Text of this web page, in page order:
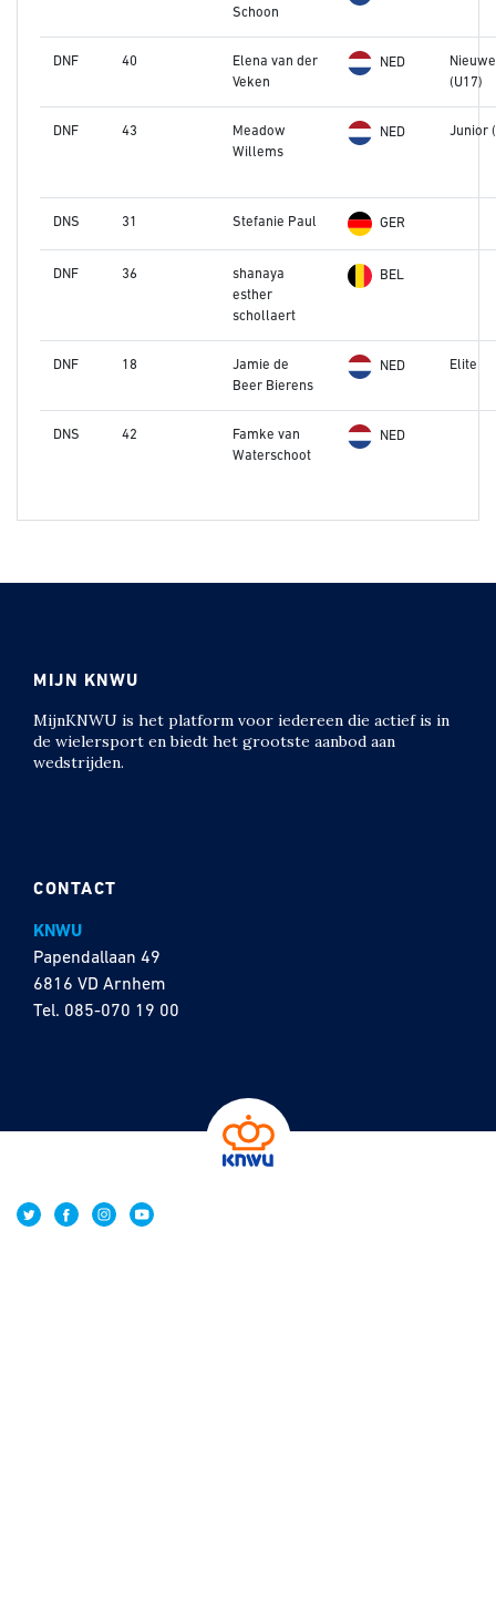
Schoon
DNF 40
Elena van der
Veken
NED
(U17)
DNF 43
Meadow
Willems
NED Junior
DNS 31 Stefanie Paul GER
DNF 36
shanaya
esther
schollaert
BEL
DNF 18
Jamie de
Beer Bierens
NED Elite
DNS 42
Famke van
Waterschoot
NED
CONTACT
KNWU
Papendallaan 49
6816 VD Arnhem
Tel. 085-070 19 00
MIJN KNWU
MijnKNWU is het platform voor iedereen die actief is in
de wielersport en biedt het grootste aanbod aan
wedstrijden.